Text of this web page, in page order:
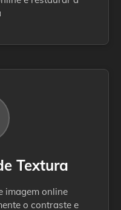
Textura
imagem online
o contraste e